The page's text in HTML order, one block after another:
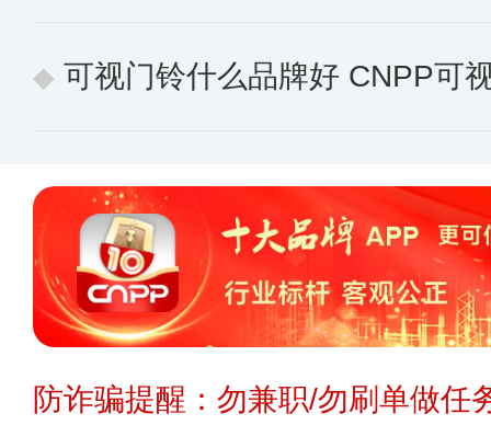
可视门铃什么品牌好 CNPP可视门铃
防诈骗提醒：勿兼职/勿刷单做任